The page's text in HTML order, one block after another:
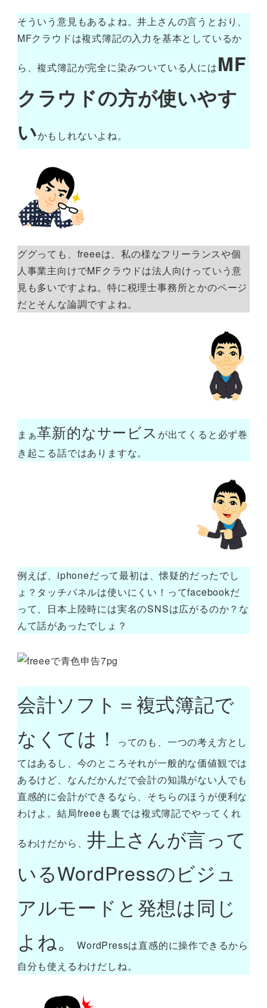
そういう意見もあるよね。井上さんの言うとおり、
MFクラウドは複式簿記の入力を基本としているか
ら、複式簿記が完全に染みついている人にはMF
クラウドの方が使いやす
いかもしれないよね。
ググっても、freeeは、私の様なフリーランスや個
人事業主向けでMFクラウドは法人向けっていう意
見も多いですよね。特に税理士事務所とかのページ
だとそんな論調ですよね。
まぁ革新的なサービス が出てくると必ず巻
き起こる話ではありますな。
例えば、iphoneだって最初は、懐疑的だったでし
ょ？タッチパネルは使いにくい！ってfacebookだ
って、日本上陸時には実名のSNSは広がるのか？な
んて話があったでしょ？
会計ソフト＝複式簿記で
なくては！
ってのも、一つの考え方とし
てはあるし、今のところそれが一般的な価値観では
あるけど、なんだかんだで会計の知識がない人でも
直感的に会計ができるなら、そちらのほうが便利な
わけよ。結局freeeも裏では複式簿記でやってくれ
るわけだから、井上さんが言って
いるWordPressのビジュ
アルモードと発想は同じ
よね。WordPressは直感的に操作できるから
自分も使えるわけだしね。